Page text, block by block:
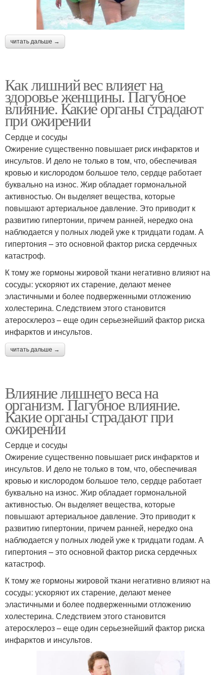
читать дальше →
Как лишний вес влияет на
здоровье женщины. Пагубное
влияние. Какие органы страдают
при ожирении
Сердце и сосуды
Ожирение существенно повышает риск инфарктов и
инсультов. И дело не только в том, что, обеспечивая
кровью и кислородом большое тело, сердце работает
буквально на износ. Жир обладает гормональной
активностью. Он выделяет вещества, которые
повышают артериальное давление. Это приводит к
развитию гипертонии, причем ранней, нередко она
наблюдается у полных людей уже к тридцати годам. А
гипертония – это основной фактор риска сердечных
катастроф.
К тому же гормоны жировой ткани негативно влияют на
сосуды: ускоряют их старение, делают менее
эластичными и более подверженными отложению
холестерина. Следствием этого становится
атеросклероз – еще один серьезнейший фактор риска
инфарктов и инсультов.
читать дальше →
Влияние лишнего веса на
организм. Пагубное влияние.
Какие органы страдают при
ожирении
Сердце и сосуды
Ожирение существенно повышает риск инфарктов и
инсультов. И дело не только в том, что, обеспечивая
кровью и кислородом большое тело, сердце работает
буквально на износ. Жир обладает гормональной
активностью. Он выделяет вещества, которые
повышают артериальное давление. Это приводит к
развитию гипертонии, причем ранней, нередко она
наблюдается у полных людей уже к тридцати годам. А
гипертония – это основной фактор риска сердечных
катастроф.
К тому же гормоны жировой ткани негативно влияют на
сосуды: ускоряют их старение, делают менее
эластичными и более подверженными отложению
холестерина. Следствием этого становится
атеросклероз – еще один серьезнейший фактор риска
инфарктов и инсультов.